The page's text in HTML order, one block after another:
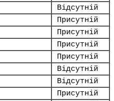
Відсутній
Присутній
Присутній
Присутній
Присутній
Відсутній
Відсутній
Присутній